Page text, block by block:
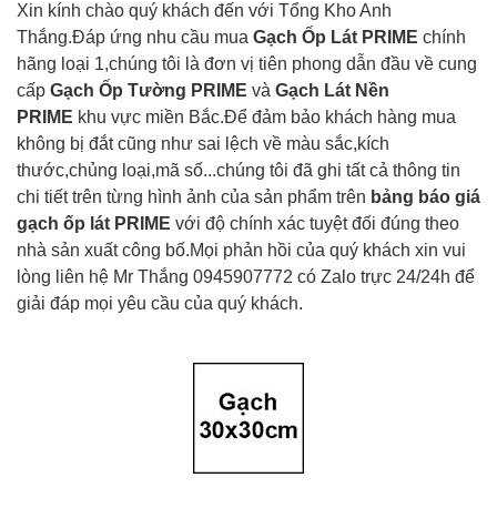
Xin kính chào quý khách đến với Tổng Kho Anh
Thắng.Đáp ứng nhu cầu mua Gạch Ốp Lát PRIME chính
hãng loại 1,chúng tôi là đơn vị tiên phong dẫn đầu về cung
cấp Gạch Ốp Tường PRIME và Gạch Lát Nền
PRIME khu vực miền Bắc.Để đảm bảo khách hàng mua
không bị đắt cũng như sai lệch về màu sắc,kích
thước,chủng loại,mã số...chúng tôi đã ghi tất cả thông tin
chi tiết trên từng hình ảnh của sản phẩm trên bảng báo giá
gạch ốp lát PRIME với độ chính xác tuyệt đối đúng theo
nhà sản xuất công bố.Mọi phản hồi của quý khách xin vui
lòng liên hệ Mr Thắng 0945907772 có Zalo trực 24/24h để
giải đáp mọi yêu cầu của quý khách.